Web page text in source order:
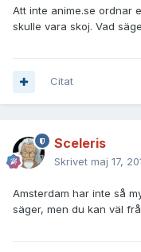
Att inte anime.se ordnar
skulle vara skoj. Vad
Citat
Sceleris
Skrivet maj 17,
Amsterdam har inte så
säger, men du kan väl